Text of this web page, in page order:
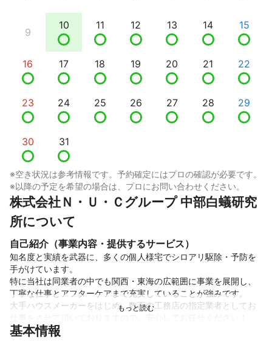
9
10 11 12 13 14 15
16 17 18 19 20 21 22
23 24 25 26 27 28 29
30 31
※空き状況は参考情報です。予約確定にはプロの確認が必要です。
※以降の予定を希望の場合は、プロにお問い合わせください。
株式会社Ｎ・Ｕ・Ｃグループ 中部白蟻研究
所について
自己紹介（事業内容・提供するサービス）
知名度と実績を武器に、多くの個人様宅でシロアリ駆除・予防を
手がけています。
特に当社は同業者の中でも関西・東海の広範囲に事業を展開し、
丁寧な仕事とアフターケアまで充実していることが強みです。
大手ハウスメーカーをはじめ、数百の工務店の指定業者としてお
これまでの実績
基本情報